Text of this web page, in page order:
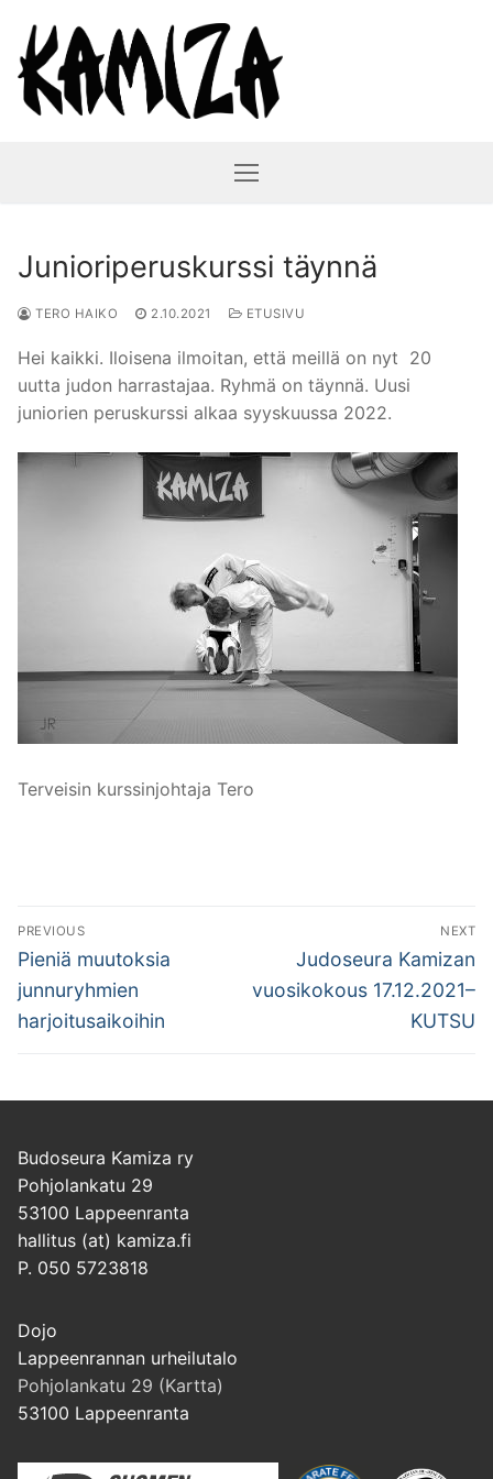
sisältöön
Junioriperuskurssi täynnä
TERO HAIKO 2.10.2021 ETUSIVU
Hei kaikki. Iloisena ilmoitan, että meillä on nyt 20
uutta judon harrastajaa. Ryhmä on täynnä. Uusi
juniorien peruskurssi alkaa syyskuussa 2022.
Terveisin kurssinjohtaja Tero
Artikkelien
selaus
PREVIOUS
Previous
post:
Pieniä muutoksia
junnuryhmien
harjoitusaikoihin
NEXT
Next
post:
Judoseura Kamizan
vuosikokous 17.12.2021–
KUTSU
Budoseura Kamiza ry
Pohjolankatu 29
53100 Lappeenranta
hallitus (at) kamiza.fi
P. 050 5723818
Dojo
Lappeenrannan urheilutalo
Pohjolankatu 29 (Kartta)
53100 Lappeenranta